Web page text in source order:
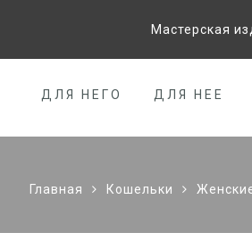
Мастерская
ДЛЯ НЕГО ДЛЯ НЕЕ
Главная Кошельки